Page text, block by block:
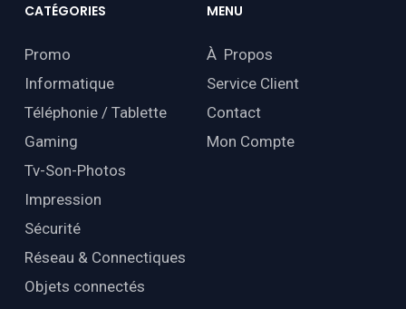
CATÉGORIES
Promo
Informatique
Téléphonie / Tablette
Gaming
Tv-Son-Photos
Impression
Sécurité
Réseau & Connectiques
Objets connectés
MENU
À Propos
Service Client
Contact
Mon Compte